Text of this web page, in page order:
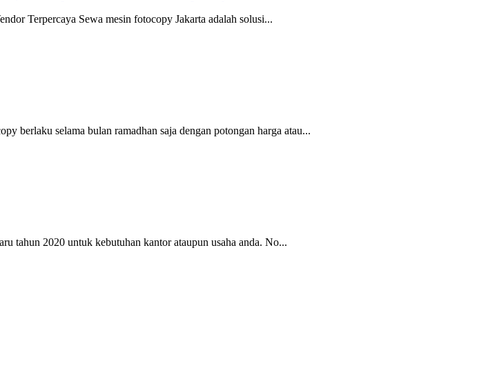
Terpercaya Sewa mesin fotocopy Jakarta adalah solusi...
berlaku selama bulan ramadhan saja dengan potongan harga atau...
tahun 2020 untuk kebutuhan kantor ataupun usaha anda. No...